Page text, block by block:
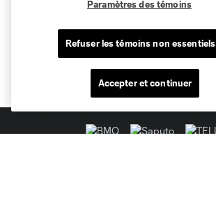
Paramètres des témoins
Refuser les témoins non essentiels
Accepter et continuer